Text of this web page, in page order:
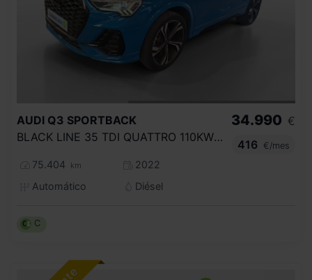
AUDI Q3 SPORTBACK
BLACK LINE 35 TDI QUATTRO 110KW S TRONIC
75.404 km
2022
Automático
Diésel
34.990 €
416
€/mes
C